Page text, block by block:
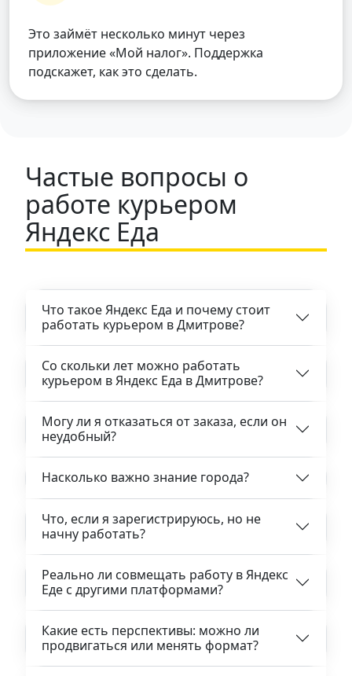
Это займёт несколько минут через
приложение «Мой налог». Поддержка
подскажет, как это сделать.
Частые вопросы о
работе курьером
Яндекс Еда
Что такое Яндекс Еда и почему стоит
работать курьером в Дмитрове?
Со скольки лет можно работать
курьером в Яндекс Еда в Дмитрове?
Могу ли я отказаться от заказа, если он
неудобный?
Насколько важно знание города?
Что, если я зарегистрируюсь, но не
начну работать?
Реально ли совмещать работу в Яндекс
Еде с другими платформами?
Какие есть перспективы: можно ли
продвигаться или менять формат?